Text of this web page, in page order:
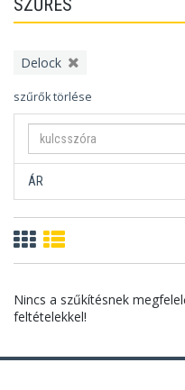
SZŰRÉS
Delock
szűrők törlése
ÁR
Nincs a szűkítésnek
feltételekkel!